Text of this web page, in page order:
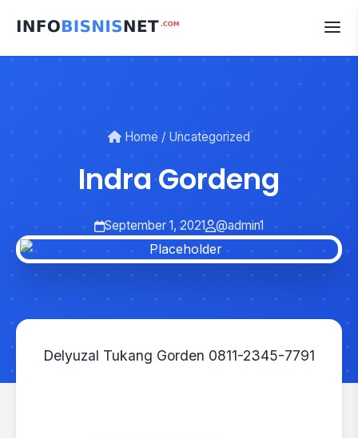
Home / Uncategorized
Indra Gordeng
September 1, 2021 @admin1
Delyuzal Tukang Gorden 0811-2345-7791